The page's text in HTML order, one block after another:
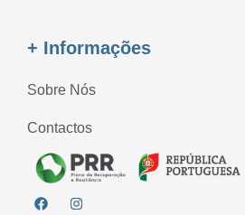
+ Informações
Sobre Nós
Contactos